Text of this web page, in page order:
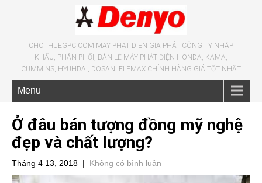
CHOTHUEGPC COM MAY PHAT DIEN GIA PHÁT CÔNG TY NHẬP
KHẨU, PHÂN PHỐI, BÁN LẺ MÁY PHÁT ĐIỆN HONDA, KAMA,
CUMMINS, HYUHDAI, DOSAN, ELEMAX CHÍNH HÃNG GIÁ TỐT NHẤT
Menu
Ở đâu bán tượng đồng mỹ nghệ
đẹp và chất lượng?
Tháng 4 13, 2018 | Không có bình luận